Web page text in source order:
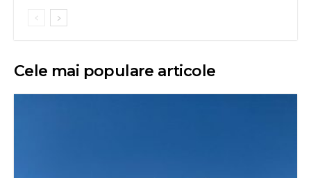
Cele mai populare articole